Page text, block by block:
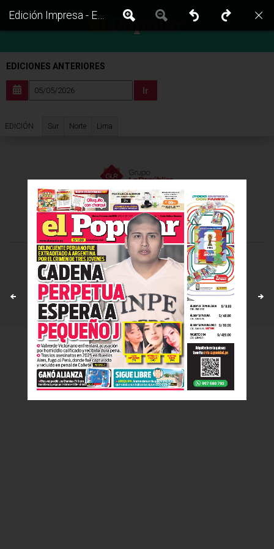
EDICIONES ANTERIORES
Ir
EDICIÓN : Sur Norte Lima
Edición Impresa - El Popular | Sur - Martes 05 de Mayo del 2026
VISITA LAS EDICIONES IMPRESAS DE:
©Todos los derechos reservados -2026
Políticas y estandares Contáctenos